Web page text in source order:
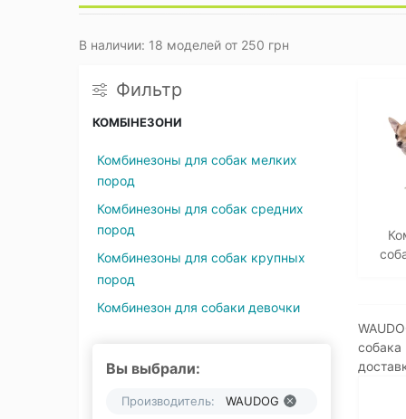
В наличии: 18 моделей от 250 грн
Фильтр
КОМБІНЕЗОНИ
Комбинезоны для собак мелких
пород
Комбинезоны для собак средних
пород
Комбинезоны для собак крупных
пород
Комбинезон для собаки девочки
Вы выбрали:
Производитель: WAUDOG
собака